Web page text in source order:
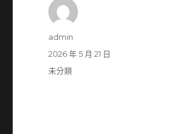
作
admin
發
佈
2026 年 5 月 21 日
分
未分類